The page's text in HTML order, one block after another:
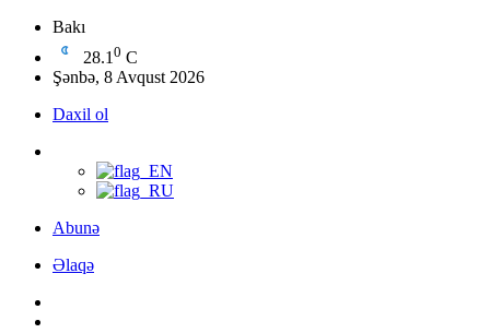
Bakı
28.1 0 C
Şənbə, 8 Avqust 2026
Daxil ol
Abunə
Əlaqə